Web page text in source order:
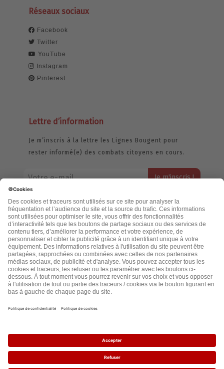
Réseaux sociaux
Facebook
Twitter
YouTube
Instagram
Pinterest
Lettre d’information
Je m’inscris à la lettre les Lignes Bougent pour
rester informé(e) des combats citoyens en cours.
jamais échangée. Pour consulter notre politique de confidentialité,
cliquez ici.
Accueil
Politique de confidentialité
Cookies
2021 - leslignesbougent.org